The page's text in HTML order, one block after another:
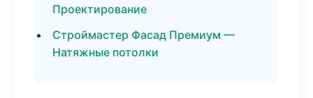
Проектирование
Строймастер Фасад Премиум —
Натяжные потолки